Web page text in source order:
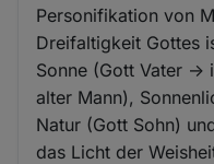
Personifikation von
Dreifaltigkeit Gottes
Sonne (Gott Vater ->
alter Mann),
Natur (Gott Sohn)
das Licht der